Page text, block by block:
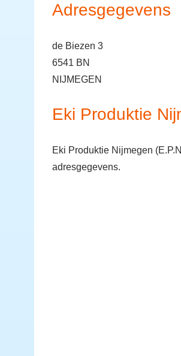
Adresgegevens
de Biezen 3
6541 BN
NIJMEGEN
Eki Produktie
Eki Produktie Nijmegen
adresgegevens.